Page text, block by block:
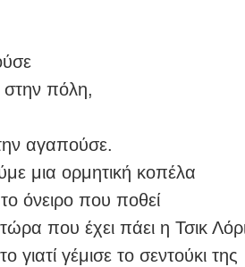
στην πόλη,
αγαπούσε.
μια ορμητική κοπέλα
όνειρο που ποθεί
τώρα που έχει πάει η Τσικ
γιατί γέμισε το σεντούκι της